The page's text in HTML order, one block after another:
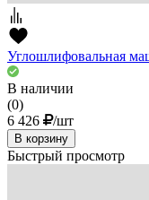
Углошлифовальная
В наличии
(0)
6 426
/шт
В корзину
Быстрый просмотр